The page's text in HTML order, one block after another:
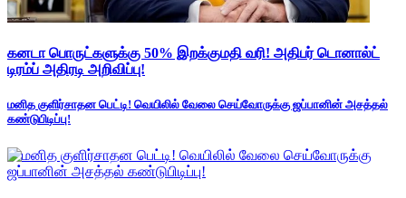
கனடா பொருட்களுக்கு 50% இறக்குமதி வரி! அதிபர் டொனால்ட்
டிரம்ப் அதிரடி அறிவிப்பு!
மனித குளிர்சாதன பெட்டி! வெயிலில் வேலை செய்வோருக்கு ஜப்பானின் அசத்தல்
கண்டுபிடிப்பு!